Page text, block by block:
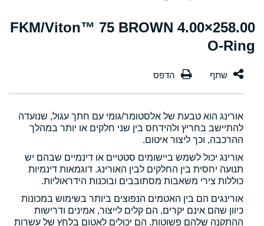
258.00×4.00 FKM/Viton™ 75 BROWN
O-Ring
אורינג הוא טבעת של אלסטומר/גומי עם חתך עגול, שנועדה
להתיישב בחריץ ולהידחס בין שני חלקים או יותר במהלך
ההרכבה, וכך ליצור איטום.
אורינג יכול לשמש ביישומים סטטיים או דינמיים שבהם יש
תנועה יחסית בין החלקים לבין האורינג. דוגמאות דינמיות
כוללות צירי משאבות מסתובבים ובוכנות הידראוליות.
אורינגים הם בין האטמים הנפוצים ביותר בשימוש במכונות
כיוון שהם אינם יקרים, הם קלים לייצור, אמינים ודרישות
ההתקנה שלהם פשוטות. הם יכולים לאטום בלחץ של עשרות